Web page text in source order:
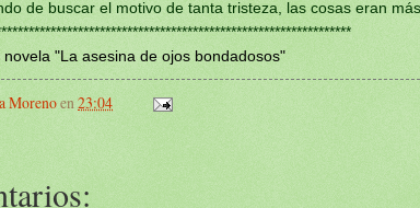
de buscar el motivo de tanta tristeza, las cosas eran más
"La asesina de ojos bondadosos"
Morenoen 23:04